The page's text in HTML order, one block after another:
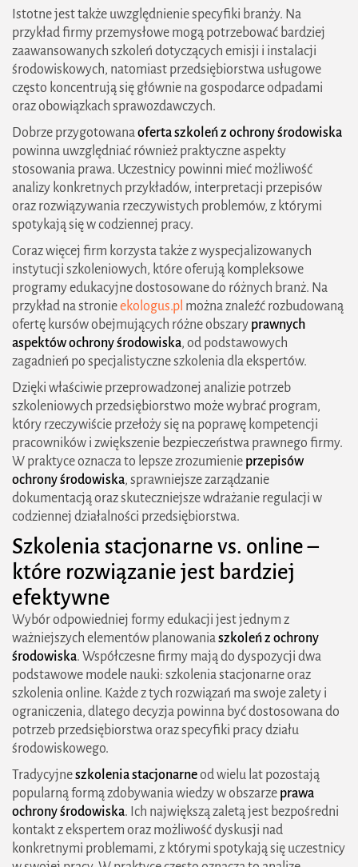
Istotne jest także uwzględnienie specyfiki branży. Na
przykład firmy przemysłowe mogą potrzebować bardziej
zaawansowanych szkoleń dotyczących emisji i instalacji
środowiskowych, natomiast przedsiębiorstwa usługowe
często koncentrują się głównie na gospodarce odpadami
oraz obowiązkach sprawozdawczych.
Dobrze przygotowanaoferta szkoleń z ochrony środowiska
powinna uwzględniać również praktyczne aspekty
stosowania prawa. Uczestnicy powinni mieć możliwość
analizy konkretnych przykładów, interpretacji przepisów
oraz rozwiązywania rzeczywistych problemów, z którymi
spotykają się w codziennej pracy.
Coraz więcej firm korzysta także z wyspecjalizowanych
instytucji szkoleniowych, które oferują kompleksowe
programy edukacyjne dostosowane do różnych branż. Na
przykład na stronieekologus.pl można znaleźć rozbudowaną
ofertę kursów obejmujących różne obszary prawnych
aspektów ochrony środowiska, od podstawowych
zagadnień po specjalistyczne szkolenia dla ekspertów.
Dzięki właściwie przeprowadzonej analizie potrzeb
szkoleniowych przedsiębiorstwo może wybrać program,
który rzeczywiście przełoży się na poprawę kompetencji
pracowników i zwiększenie bezpieczeństwa prawnego firmy.
W praktyce oznacza to lepsze zrozumienie przepisów
ochrony środowiska, sprawniejsze zarządzanie
dokumentacją oraz skuteczniejsze wdrażanie regulacji w
codziennej działalności przedsiębiorstwa.
Szkolenia stacjonarne vs. online –
które rozwiązanie jest bardziej
efektywne
Wybór odpowiedniej formy edukacji jest jednym z
ważniejszych elementów planowaniaszkoleń z ochrony
środowiska. Współczesne firmy mają do dyspozycji dwa
podstawowe modele nauki: szkolenia stacjonarne oraz
szkolenia online. Każde z tych rozwiązań ma swoje zalety i
ograniczenia, dlatego decyzja powinna być dostosowana do
potrzeb przedsiębiorstwa oraz specyfiki pracy działu
środowiskowego.
Tradycyjneszkolenia stacjonarneod wielu lat pozostają
popularną formą zdobywania wiedzy w obszarze prawa
ochrony środowiska. Ich największą zaletą jest bezpośredni
kontakt z ekspertem oraz możliwość dyskusji nad
konkretnymi problemami, z którymi spotykają się uczestnicy